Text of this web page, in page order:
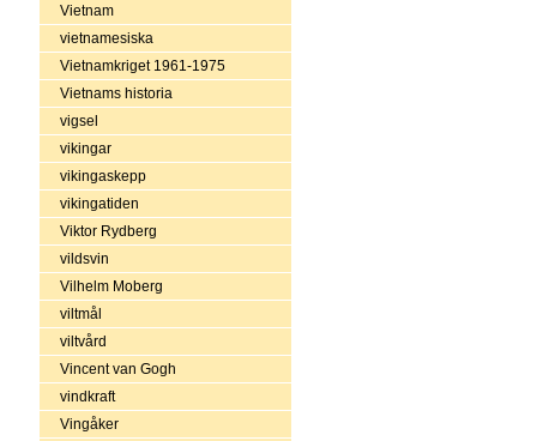
Vietnam
vietnamesiska
Vietnamkriget 1961-1975
Vietnams historia
vigsel
vikingar
vikingaskepp
vikingatiden
Viktor Rydberg
vildsvin
Vilhelm Moberg
viltmål
viltvård
Vincent van Gogh
vindkraft
Vingåker